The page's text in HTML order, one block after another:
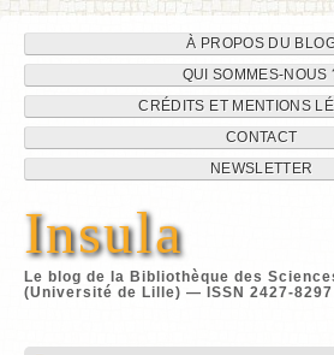
Navigation
du
site
au
contenu
À PROPOS DU
QUI SOMMES-NOUS
CRÉDITS ET MENTIONS
CONTACT
NEWSLETTER
Insula
Le blog de la Bibliothèque des
(Université de Lille) — ISSN 2427-8297